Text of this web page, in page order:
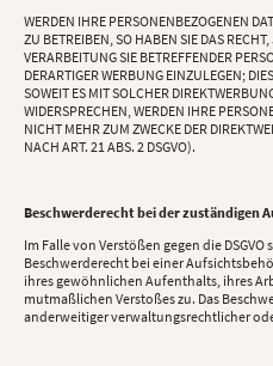
WERDEN IHRE PERSONENBEZOGENEN
ZU BETREIBEN, SO HABEN SIE DAS
VERARBEITUNG SIE BETREFFENDER
DERARTIGER WERBUNG EINZULEGEN;
SOWEIT ES MIT SOLCHER
WIDERSPRECHEN, WERDEN IHRE
NICHT MEHR ZUM ZWECKE DER
NACH ART. 21 ABS. 2 DSGVO).
Beschwerderecht bei der zuständigen
Im Falle von Verstößen gegen die
Beschwerderecht bei einer
ihres gewöhnlichen Aufenthalts, ihres
mutmaßlichen Verstoßes zu. Das
anderweitiger verwaltungsrechtlicher